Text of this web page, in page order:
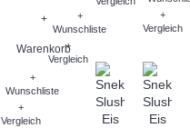
+
Warenkorb
+
Wunschliste
+
Vergleich
+
Wunschliste
+
Vergleich
+
Vergleich